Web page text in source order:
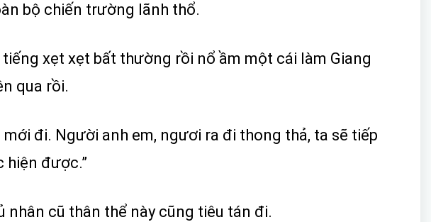
bộ chiến trường lãnh thổ.
xẹt xẹt bất thường rồi nổ ầm một cái làm Giang
qua rồi.
đi. Người anh em, ngươi ra đi thong thả, ta sẽ tiếp
hiện được.”
cũ thân thể này cũng tiêu tán đi.